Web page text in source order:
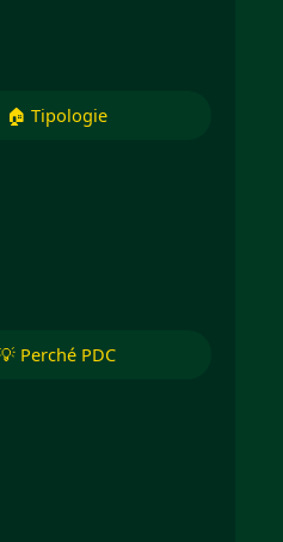
🏠 Tipologie
Perché PDC